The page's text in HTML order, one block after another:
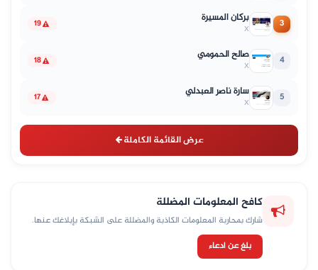
3 بركان المسيرة
X
19
4 صالح الحمومي
X
18
5 سارة ناصر العبدلي
X
17
عرض القائمة الكاملة
كافح المعلومات المضللة
شارك بمحاربة المعلومات الكاذبة والمضللة على الشبكة بإبلاغك عنها.
بلغ عن ادعاء